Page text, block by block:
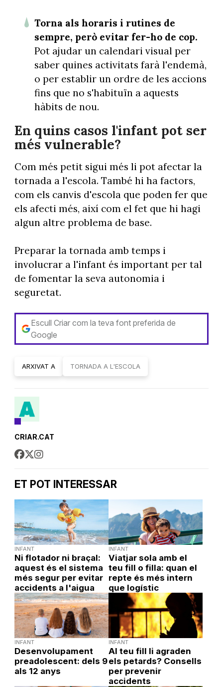
Torna als horaris i rutines de
sempre, però evitar fer-ho de cop.
Pot ajudar un calendari visual per
saber quines activitats farà l'endemà,
o per establir un ordre de les accions
fins que no s'habituïn a aquests
hàbits de nou.
En quins casos l'infant pot ser
més vulnerable?
Com més petit sigui més li pot afectar la
tornada a l'escola. També hi ha factors,
com els canvis d'escola que poden fer que
els afecti més, així com el fet que hi hagi
algun altre problema de base.
Preparar la tornada amb temps i
involucrar a l'infant és important per tal
de fomentar la seva autonomia i
seguretat.
Escull Criar com la teva font preferida de
Google
ARXIVAT A TORNADA A L'ESCOLA
CRIAR.CAT
ET POT INTERESSAR
INFANT
Ni flotador ni braçal:
aquest és el sistema
més segur per evitar
accidents a l'aigua
INFANT
Viatjar sola amb el
teu fill o filla: quan el
repte és més intern
que logístic
INFANT
Desenvolupament
preadolescent: dels 9
als 12 anys
INFANT
Al teu fill li agraden
els petards? Consells
per prevenir
accidents